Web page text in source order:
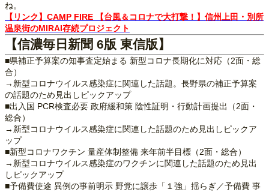
ね。
【リンク】CAMP FIRE 【台風＆コロナで大打撃！】信州上田・別所
温泉街のMIRAI存続プロジェクト
【信濃毎日新聞 6版 東信版】
■県補正予算案の知事査定始まる 新型コロナ長期化に対応（2面・総
合）
→新型コロナウイルス感染症に関連した話題。長野県の補正予算案
の話題のため見出しピックアップ
■出入国 PCR検査必要 政府緩和策 陰性証明・行動計画提出（2面・
総合）
→新型コロナウイルス感染症に関連した話題のため見出しピックア
ップ
■新型コロナワクチン 量産体制整備 来年前半目標（2面・総合）
→新型コロナウイルス感染症のワクチンに関連した話題のため見出
しピックアップ
■予備費使途 異例の事前明示 野党に譲歩「１強」揺らぎ／予備費 事